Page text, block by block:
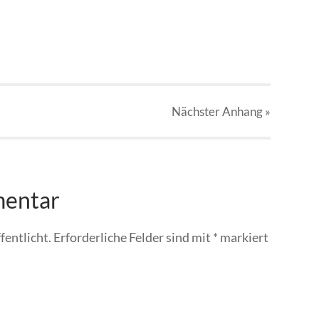
NächsterAnhang»
Erforderliche Felder sind mit * markiert